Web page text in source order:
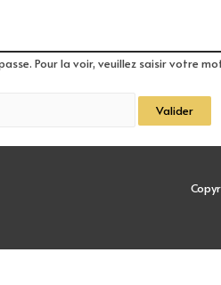
Pour la voir, veuillez saisir votre